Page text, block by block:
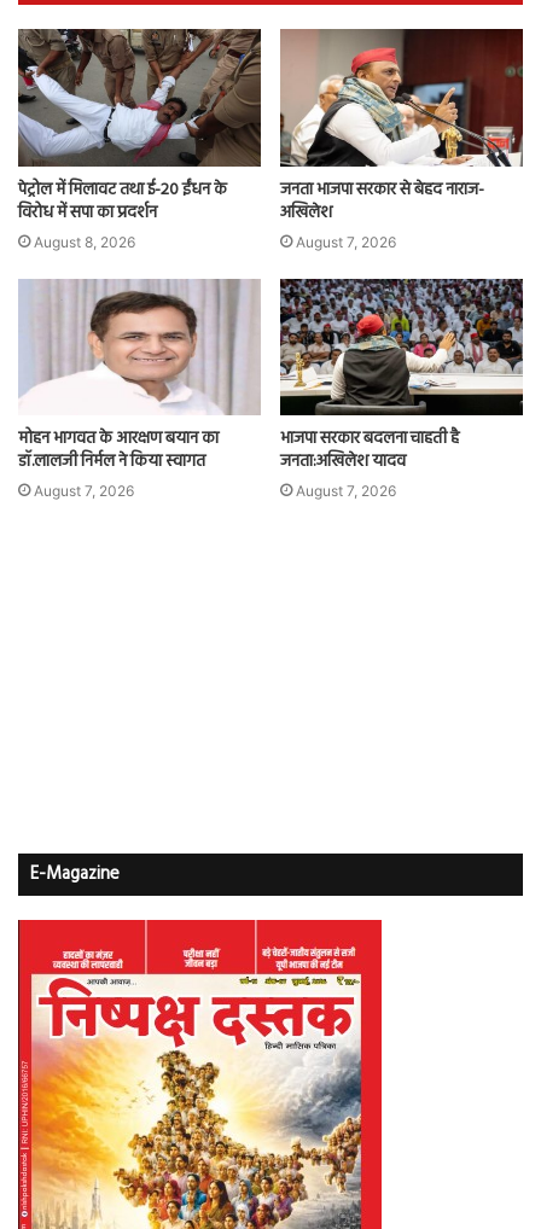
पेट्रोल में मिलावट तथा ई-20 ईंधन के
विरोध में सपा का प्रदर्शन
August 8, 2026
जनता भाजपा सरकार से बेहद नाराज-
अखिलेश
August 7, 2026
मोहन भागवत के आरक्षण बयान का
डॉ.लालजी निर्मल ने किया स्वागत
August 7, 2026
भाजपा सरकार बदलना चाहती है
जनता:अखिलेश यादव
August 7, 2026
E-Magazine